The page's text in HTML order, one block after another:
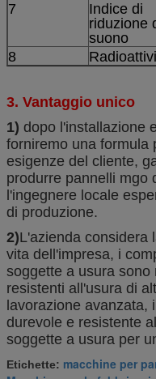
7
Indice di
riduzione
suono
8
3. Vantaggio unico
1) dopo l'installazione
forniremo una formula
esigenze del cliente,
produrre pannelli mgo
l'ingegnere locale
di produzione.
2)L'azienda considera
vita dell'impresa, i
soggette a usura
resistenti all'usura di
lavorazione
durevole e resistente
soggette a usura per
Etichette: macchine per